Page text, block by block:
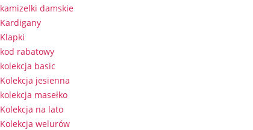
kamizelki damskie
Kardigany
Klapki
kod rabatowy
kolekcja basic
Kolekcja jesienna
kolekcja masełko
Kolekcja na lato
Kolekcja welurów